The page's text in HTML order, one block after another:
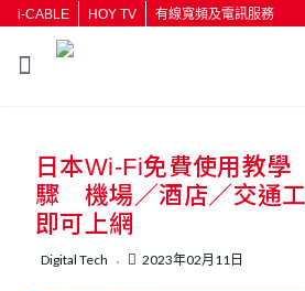
i-CABLE HOY TV 有線寬頻及電訊服務
按輸入鍵開始搜尋
日本Wi-Fi免費使用教
驟 機場／酒店／交通
即可上網
Digital Tech 2023年02月11日